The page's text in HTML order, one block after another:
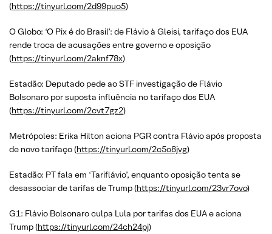
(https://tinyurl.com/2d99puo5)
O Globo: ‘O Pix é do Brasil’: de Flávio à Gleisi, tarifaço dos EUA
rende troca de acusações entre governo e oposição
(https://tinyurl.com/2aknf78x)
Estadão: Deputado pede ao STF investigação de Flávio
Bolsonaro por suposta influência no tarifaço dos EUA
(https://tinyurl.com/2cvt7gz2)
Metrópoles: Erika Hilton aciona PGR contra Flávio após proposta
de novo tarifaço (https://tinyurl.com/2c5o8jvg)
Estadão: PT fala em ‘Tariflávio’, enquanto oposição tenta se
desassociar de tarifas de Trump (https://tinyurl.com/23vr7ovo)
G1: Flávio Bolsonaro culpa Lula por tarifas dos EUA e aciona
Trump (https://tinyurl.com/24ch24pj)